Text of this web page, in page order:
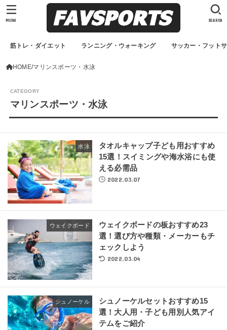
筋トレ・ダイエット ランニング・ウォーキング サッカー・フット
SEARCH
MENU
HOME マリンスポーツ・水泳
マリンスポーツ・水泳
水泳
タオルキャップ子ども用おすすめ
15選！スイミングや海水浴にも使
える必需品
2022.03.07
ウェイクボード
ウェイクボードの板おすすめ23
選！選び方や種類・メーカーもチ
ェックしよう
2022.03.04
シュノーケル
シュノーケルセットおすすめ15
選！大人用・子ども用別人気アイ
テムをご紹介